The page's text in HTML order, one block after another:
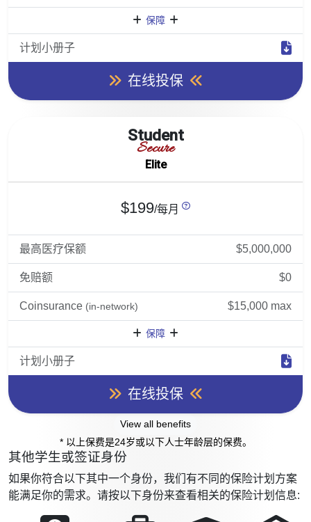
保障
计划小册子
在线投保
Student
Secure
Elite
$199/每月
最高医疗保额 $5,000,000
免赔额 $0
Coinsurance (in-network) $15,000 max
保障
计划小册子
在线投保
View all benefits
* 以上保费是24岁或以下人士年龄层的保费。
其他学生或签证身份
如果你符合以下其中一个身份，我们有不同的保险计划方案
能满足你的需求。请按以下身份来查看相关的保险计划信息: